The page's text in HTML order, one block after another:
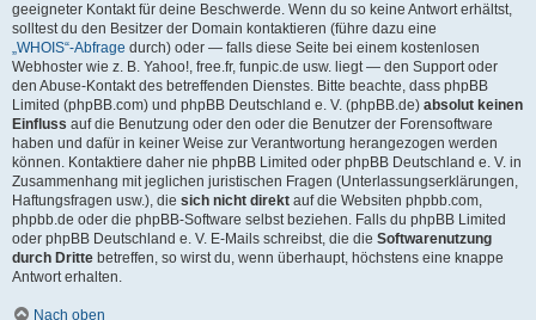
geeigneter Kontakt für deine Beschwerde. Wenn du so keine Antwort erhältst,
solltest du den Besitzer der Domain kontaktieren (führe dazu eine
„WHOIS“-Abfrage durch) oder — falls diese Seite bei einem kostenlosen
Webhoster wie z. B. Yahoo!, free.fr, funpic.de usw. liegt — den Support oder
den Abuse-Kontakt des betreffenden Dienstes. Bitte beachte, dass phpBB
Limited (phpBB.com) und phpBB Deutschland e. V. (phpBB.de) absolut keinen
Einfluss auf die Benutzung oder den oder die Benutzer der Forensoftware
haben und dafür in keiner Weise zur Verantwortung herangezogen werden
können. Kontaktiere daher nie phpBB Limited oder phpBB Deutschland e. V. in
Zusammenhang mit jeglichen juristischen Fragen (Unterlassungserklärungen,
Haftungsfragen usw.), die sich nicht direkt auf die Websiten phpbb.com,
phpbb.de oder die phpBB-Software selbst beziehen. Falls du phpBB Limited
oder phpBB Deutschland e. V. E-Mails schreibst, die die Softwarenutzung
durch Dritte betreffen, so wirst du, wenn überhaupt, höchstens eine knappe
Antwort erhalten.
Nach oben